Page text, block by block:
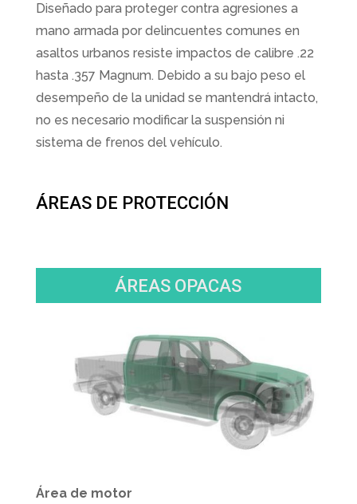
Diseñado para proteger contra agresiones a
mano armada por delincuentes comunes en
asaltos urbanos resiste impactos de calibre .22
hasta .357 Magnum. Debido a su bajo peso el
desempeño de la unidad se mantendrá intacto,
no es necesario modificar la suspensión ni
sistema de frenos del vehículo.
ÁREAS DE PROTECCIÓN
ÁREAS OPACAS
Área de motor